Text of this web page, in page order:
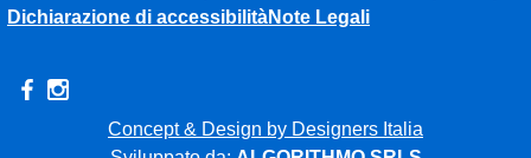
Dichiarazione di accessibilitàNote Legali
Concept & Design by Designers Italia